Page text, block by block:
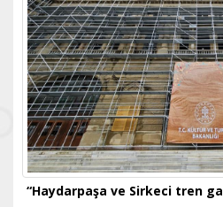
“Haydarpaşa ve Sirkeci tren